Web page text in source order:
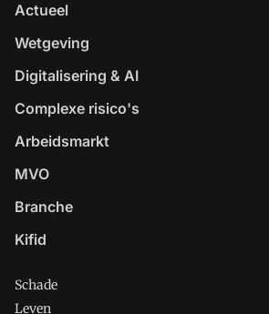
Actueel
Wetgeving
Digitalisering & AI
Complexe risico's
Arbeidsmarkt
MVO
Branche
Kifid
Schade
Leven